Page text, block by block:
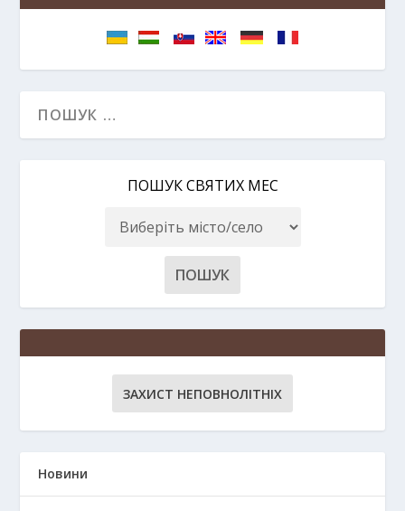
ПОШУК СВЯТИХ МЕС
ЗАХИСТ НЕПОВНОЛІТНІХ
Новини